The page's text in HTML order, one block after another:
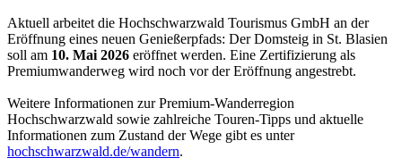
Aktuell arbeitet die Hochschwarzwald Tourismus GmbH an der
Eröffnung eines neuen Genießerpfads: Der Domsteig in St. Blasien
soll am 10. Mai 2026 eröffnet werden. Eine Zertifizierung als
Premiumwanderweg wird noch vor der Eröffnung angestrebt.
Weitere Informationen zur Premium-Wanderregion
Hochschwarzwald sowie zahlreiche Touren-Tipps und aktuelle
Informationen zum Zustand der Wege gibt es unter
hochschwarzwald.de/wandern.